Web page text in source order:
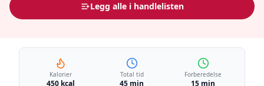
Legg alle i handlelisten
Kalorier
450 kcal
Total tid
45 min
Forberedelse
15 min